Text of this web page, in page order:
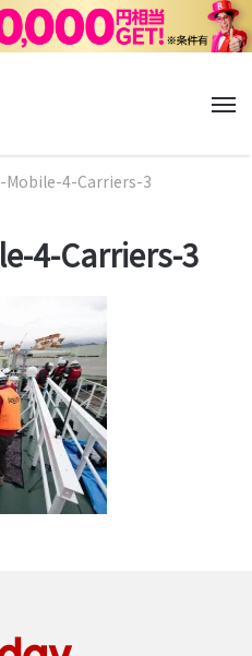
Mobile-4-Carriers-3
4-Carriers-3